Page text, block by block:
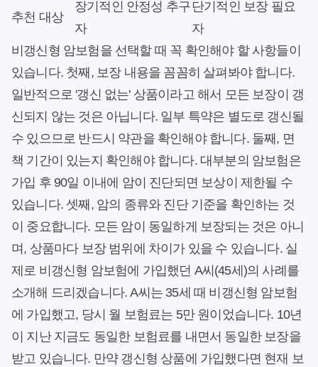
추천 대상
장기적인 안정성 추구
자
단기적인 보장 필요
자
비갱신형 암보험을 선택할 때 꼭 확인해야 할 사항들이
있습니다. 첫째, 보장 내용을 꼼꼼히 살펴봐야 합니다.
일반적으로 '갱신 없는' 상품이라고 해서 모든 보장이 갱
신되지 않는 것은 아닙니다. 일부 특약은 별도로 갱신될
수 있으므로 반드시 약관을 확인해야 합니다. 둘째, 면
책 기간이 있는지 확인해야 합니다. 대부분의 암보험은
가입 후 90일 이내에 암이 진단되면 보상이 제한될 수
있습니다. 셋째, 암의 종류와 진단 기준을 확인하는 것
이 중요합니다. 모든 암이 동일하게 보장되는 것은 아니
며, 상품마다 보장 범위에 차이가 있을 수 있습니다. 실
제로 비갱신형 암보험에 가입했던 A씨(45세)의 사례를
소개해 드리겠습니다. A씨는 35세 때 비갱신형 암보험
에 가입했고, 당시 월 보험료는 5만 원이었습니다. 10년
이 지난 지금도 동일한 보험료를 내면서 동일한 보장을
받고 있습니다. 만약 갱신형 상품에 가입했다면 현재 보